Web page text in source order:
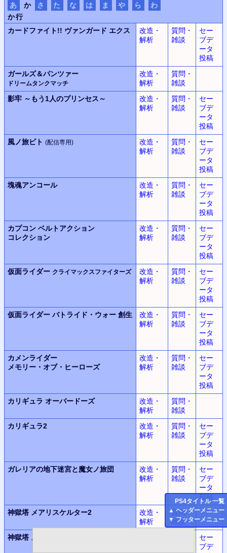
PS4タイトル 一覧
▲ ヘッダーメニュー
▼フッターメニュー
あ か さ た な は ま や ら
わ
か行
カードファイト!! ヴァンガード エクス
改造・
解析
質問・
雑談
セー
ブデ
ータ
投稿
ガールズ＆パンツァー
ドリームタンクマッチ
改造・
解析
質問・
雑談
影牢 ～もう1人のプリンセス～
改造・
解析
質問・
雑談
セー
ブデ
ータ
投稿
風ノ旅ビト (配信専用)
改造・
解析
質問・
雑談
セー
ブデ
ータ
投稿
塊魂アンコール
改造・
解析
質問・
雑談
セー
ブデ
ータ
投稿
カプコン ベルトアクション
コレクション
改造・
解析
質問・
雑談
セー
ブデ
ータ
投稿
仮面ライダー クライマックスファイターズ
改造・
解析
質問・
雑談
セー
ブデ
ータ
投稿
仮面ライダー バトライド・ウォー 創生
改造・
解析
質問・
雑談
セー
ブデ
ータ
投稿
カメンライダー
メモリー・オブ・ヒーローズ
改造・
解析
質問・
雑談
セー
ブデ
ータ
投稿
カリギュラ オーバードーズ
改造・
解析
質問・
雑談
カリギュラ2
改造・
解析
質問・
雑談
セー
ブデ
ータ
投稿
ガレリアの地下迷宮と魔女ノ旅団
改造・
解析
質問・
雑談
セー
ブデ
ータ
投稿
神獄塔 メアリスケルター2
改造・
解析
質問・
雑談
神獄塔
セー
ブデ